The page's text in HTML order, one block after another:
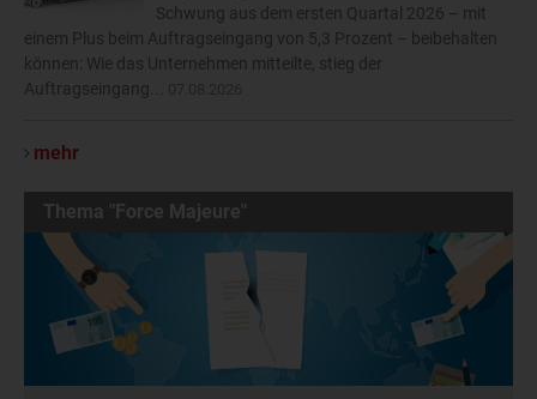
Schwung aus dem ersten Quartal 2026 – mit
einem Plus beim Auftragseingang von 5,3 Prozent – beibehalten
können: Wie das Unternehmen mitteilte, stieg der
Auftragseingang...
mehr
Thema "Force Majeure"